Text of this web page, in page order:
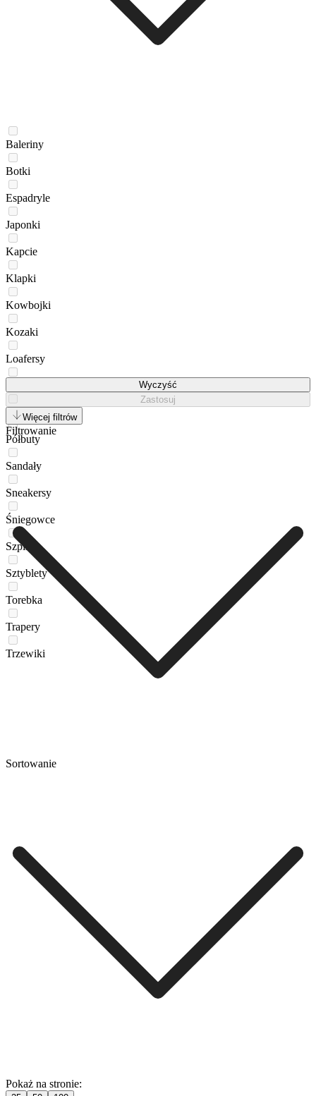
Baleriny
Botki
Espadryle
Japonki
Kapcie
Klapki
Kowbojki
Kozaki
Loafersy
Muszkieterki
Półbuty
Sandały
Sneakersy
Śniegowce
Szpilki
Sztyblety
Torebka
Trapery
Trzewiki
Wyczyść
Zastosuj
Więcej filtrów
Filtrowanie
Sortowanie
Pokaż na stronie: